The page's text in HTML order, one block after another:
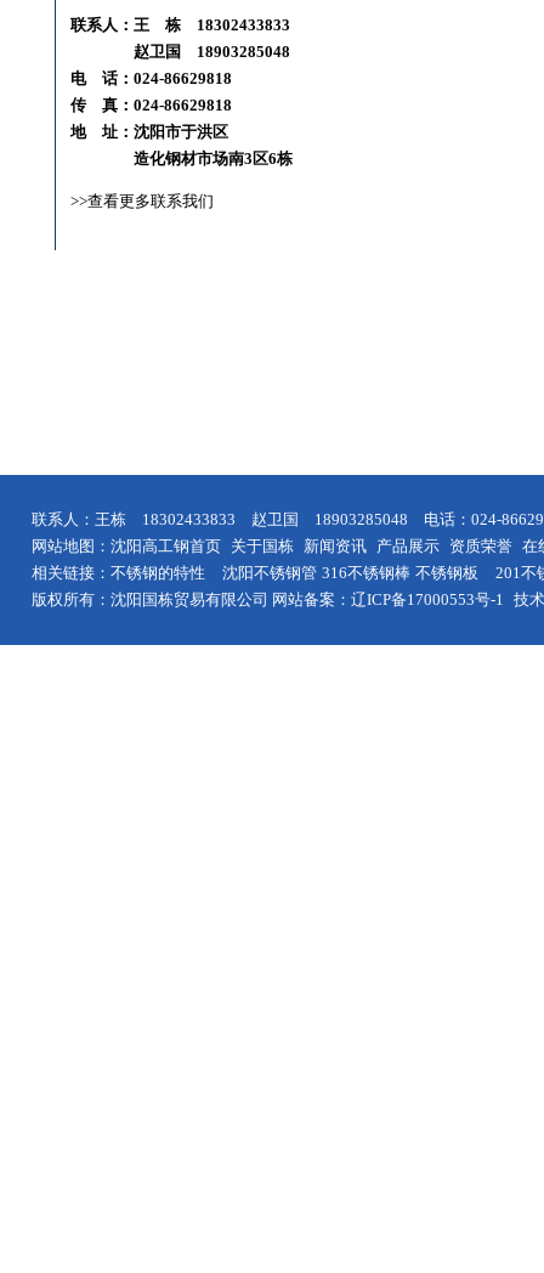
联系人：王 栋 18302433833
赵卫国 18903285048
电 话：024-86629818
传 真：024-86629818
地 址：沈阳市于洪区
造化钢材市场南3区6栋
>>查看更多联系我们
联系人：王栋 18302433833 赵卫国 18903285048 电话：024-
网站地图： 沈阳高工钢首页 关于国栋 新闻资讯 产品展示 资质荣誉 在
相关链接： 不锈钢的特性 沈阳不锈钢管 316不锈钢棒 不锈钢板
201不
版权所有：沈阳国栋贸易有限公司 网站备案： 辽ICP备17000553号-1 技